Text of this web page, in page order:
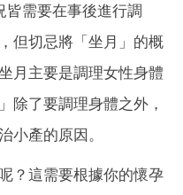
皆需要在事後進行調
但切忌將「坐月」的概
月主要是調理女性身體
除了要調理身體之外，
小產的原因。
？這需要根據你的懷孕